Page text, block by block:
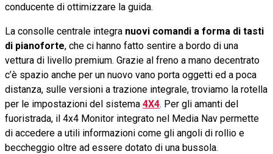
conducente di ottimizzare la guida.
La consolle centrale integra nuovi comandi a forma di tasti
di pianoforte, che ci hanno fatto sentire a bordo di una
vettura di livello premium. Grazie al freno a mano decentrato
c’è spazio anche per un nuovo vano porta oggetti ed a poca
distanza, sulle versioni a trazione integrale, troviamo la rotella
per le impostazioni del sistema 4X4. Per gli amanti del
fuoristrada, il 4x4 Monitor integrato nel Media Nav permette
di accedere a utili informazioni come gli angoli di rollio e
beccheggio oltre ad essere dotato di una bussola.